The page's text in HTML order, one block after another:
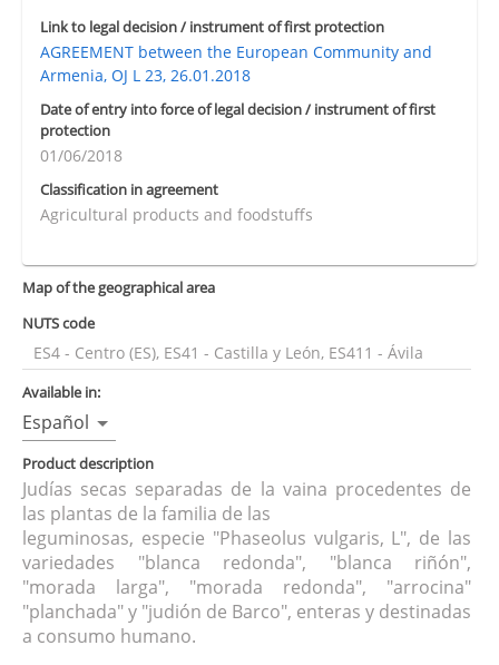
Link to legal decision / instrument of first protection
AGREEMENT between the European Community and
Armenia, OJ L 23, 26.01.2018
Date of entry into force of legal decision / instrument of first
protection
01/06/2018
Classification in agreement
Agricultural products and foodstuffs
Map of the geographical area
NUTS code
ES4 - Centro (ES), ES41 - Castilla y León, ES411 - Ávila
Available in:
Español
Product description
Judías secas separadas de la vaina procedentes de
las plantas de la familia de las
leguminosas, especie "Phaseolus vulgaris, L", de las
variedades "blanca redonda", "blanca riñón",
"morada larga", "morada redonda", "arrocina"
"planchada" y "judión de Barco", enteras y destinadas
a consumo humano.